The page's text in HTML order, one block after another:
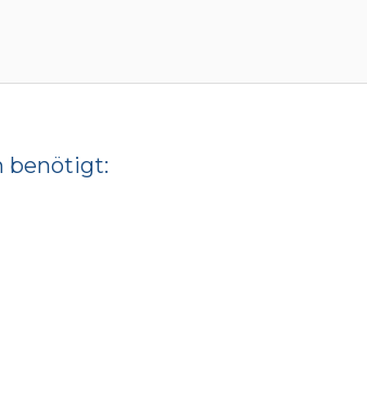
benötigt: